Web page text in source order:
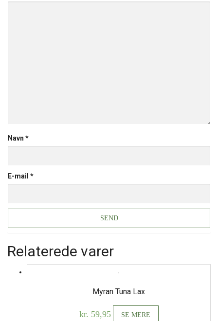
Navn *
E-mail *
Relaterede varer
Myran Tuna Lax
kr. 59,95 SE MERE